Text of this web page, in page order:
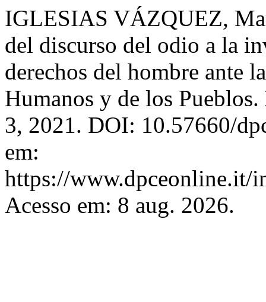
IGLESIAS VÁZQUEZ,
del discurso del odio a la
derechos del hombre ante
Humanos y de los Pueblos.
3, 2021. DOI: 10.57660/
em:
https://www.dpceonline.it/
Acesso em: 8 aug. 2026.